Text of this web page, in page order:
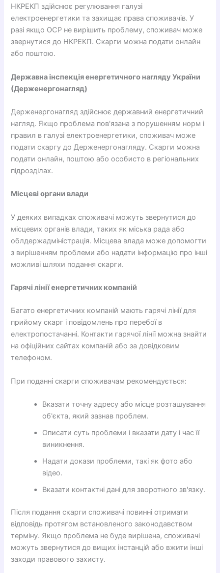
НКРЕКП здійснює регулювання галузі
електроенергетики та захищає права споживачів. У
разі якщо ОСР не вирішить проблему, споживач може
звернутися до НКРЕКП. Скарги можна подати онлайн
або поштою.
Державна інспекція енергетичного нагляду України
(Держенергонагляд)
Держенергонагляд здійснює державний енергетичний
нагляд. Якщо проблема пов'язана з порушенням норм і
правил в галузі електроенергетики, споживач може
подати скаргу до Держенергонагляду. Скарги можна
подати онлайн, поштою або особисто в регіональних
підрозділах.
Місцеві органи влади
У деяких випадках споживачі можуть звернутися до
місцевих органів влади, таких як міська рада або
облдержадміністрація. Місцева влада може допомогти
з вирішенням проблеми або надати інформацію про інші
можливі шляхи подання скарги.
Гарячі лінії енергетичних компаній
Багато енергетичних компаній мають гарячі лінії для
прийому скарг і повідомлень про перебої в
електропостачанні. Контакти гарячої лінії можна знайти
на офіційних сайтах компаній або за довідковим
телефоном.
При поданні скарги споживачам рекомендується:
Вказати точну адресу або місце розташування
об'єкта, який зазнав проблем.
Описати суть проблеми і вказати дату і час її
виникнення.
Надати докази проблеми, такі як фото або
відео.
Вказати контактні дані для зворотного зв'язку.
Після подання скарги споживачі повинні отримати
відповідь протягом встановленого законодавством
терміну. Якщо проблема не буде вирішена, споживачі
можуть звернутися до вищих інстанцій або вжити інші
заходи правового захисту.